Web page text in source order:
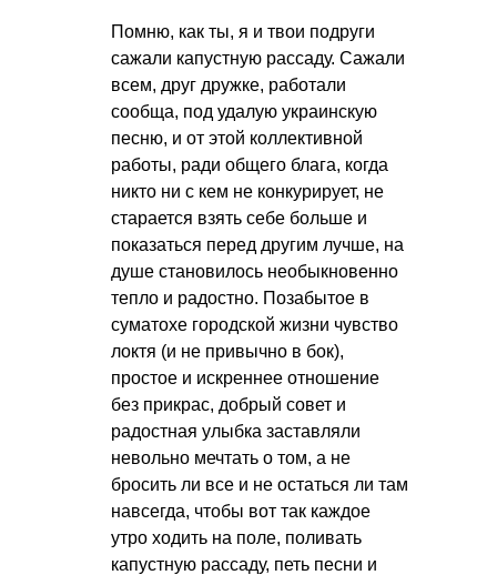
Помню, как ты, я и твои подруги
сажали капустную рассаду. Сажали
всем, друг дружке, работали
сообща, под удалую украинскую
песню, и от этой коллективной
работы, ради общего блага, когда
никто ни с кем не конкурирует, не
старается взять себе больше и
показаться перед другим лучше, на
душе становилось необыкновенно
тепло и радостно. Позабытое в
суматохе городской жизни чувство
локтя (и не привычно в бок),
простое и искреннее отношение
без прикрас, добрый совет и
радостная улыбка заставляли
невольно мечтать о том, а не
бросить ли все и не остаться ли там
навсегда, чтобы вот так каждое
утро ходить на поле, поливать
капустную рассаду, петь песни и